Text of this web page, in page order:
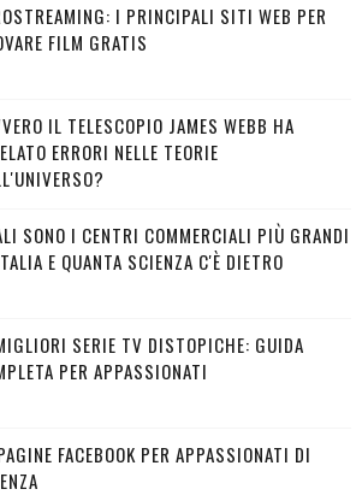
I PRINCIPALI SITI WEB PER
FILM GRATIS
IL TELESCOPIO JAMES WEBB HA
ERRORI NELLE TEORIE
SONO I CENTRI COMMERCIALI PIÙ GRANDI
E QUANTA SCIENZA C'È DIETRO
SERIE TV DISTOPICHE: GUIDA
PER APPASSIONATI
FACEBOOK PER APPASSIONATI DI